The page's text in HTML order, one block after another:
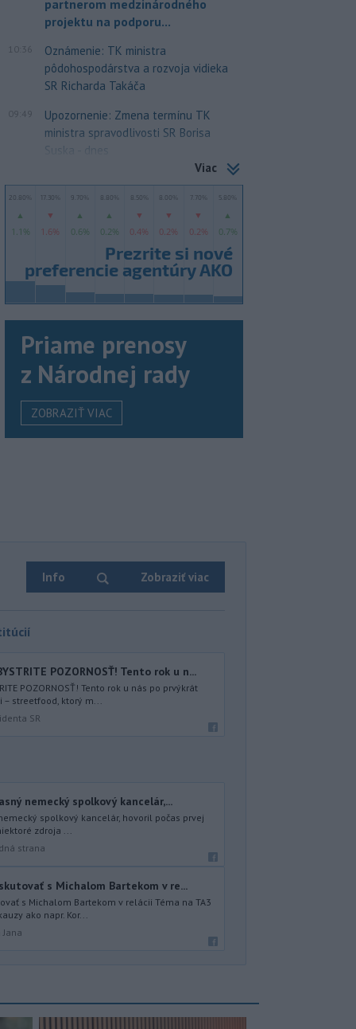
partnerom medzinárodného
projektu na podporu...
10:36
Oznámenie: TK ministra
pôdohospodárstva a rozvoja vidieka
SR Richarda Takáča
09:49
Upozornenie: Zmena termínu TK
ministra spravodlivosti SR Borisa
Suska - dnes
Viac
Priame prenosy
z Národnej rady
ZOBRAZIŤ VIAC
Info Zobraziť viac
POZORNOSŤ! Tento rok u n...
POZORNOSŤ! Tento rok u nás po prvýkrát
streetfood, ktorý m...
SR
nemecký spolkový kancelár,...
spolkový kancelár, hovoril počas prvej
zdroja ...
strana
s Michalom Bartekom v re...
s Michalom Bartekom v relácii Téma na TA3
ako napr. Kor...